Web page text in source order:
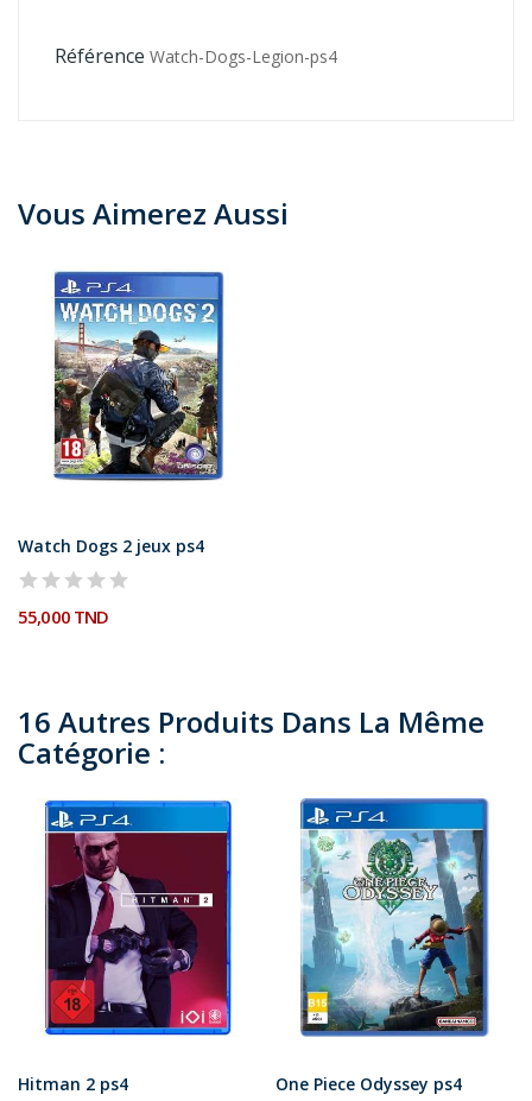
Référence Watch-Dogs-Legion-ps4
Vous Aimerez Aussi
Watch Dogs 2 jeux ps4
55,000 TND
16 Autres Produits Dans La Même
Catégorie :
Hitman 2 ps4 One Piece Odyssey ps4